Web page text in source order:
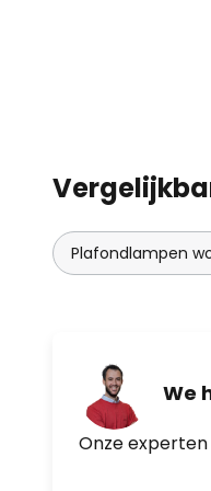
Plafondlampen
We
Onze